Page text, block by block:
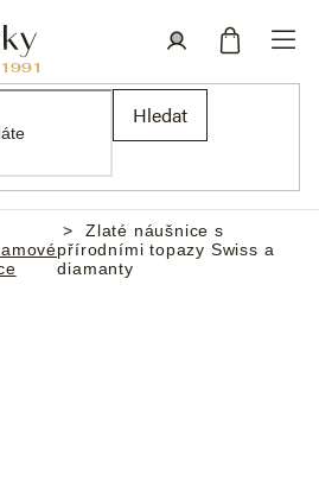
Hledat
Zlaté náušnice s
přírodními topazy Swiss a
diamanty